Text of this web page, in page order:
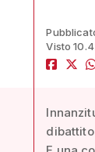
Visto